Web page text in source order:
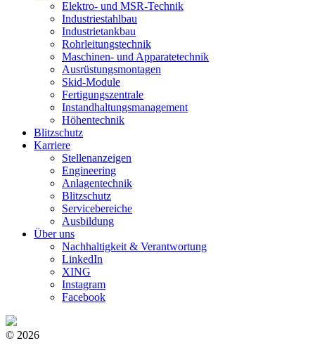
Elektro- und MSR-Technik
Industriestahlbau
Industrietankbau
Rohrleitungstechnik
Maschinen- und Apparatetechnik
Ausrüstungsmontagen
Skid-Module
Fertigungszentrale
Instandhaltungsmanagement
Höhentechnik
Blitzschutz
Karriere
Stellenanzeigen
Engineering
Anlagentechnik
Blitzschutz
Servicebereiche
Ausbildung
Über uns
Nachhaltigkeit & Verantwortung
LinkedIn
XING
Instagram
Facebook
© 2026